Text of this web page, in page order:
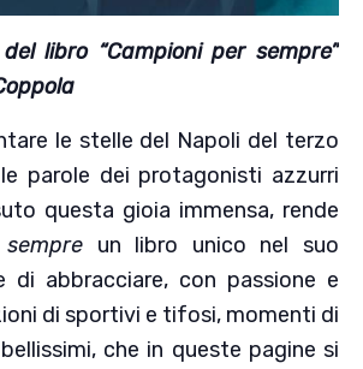
libro “Campioni per sempre”
le stelle del Napoli del terzo
parole dei protagonisti azzurri
questa gioia immensa, rende
un libro unico nel suo
di abbracciare, con passione e
di sportivi e tifosi, momenti di
che in queste pagine si